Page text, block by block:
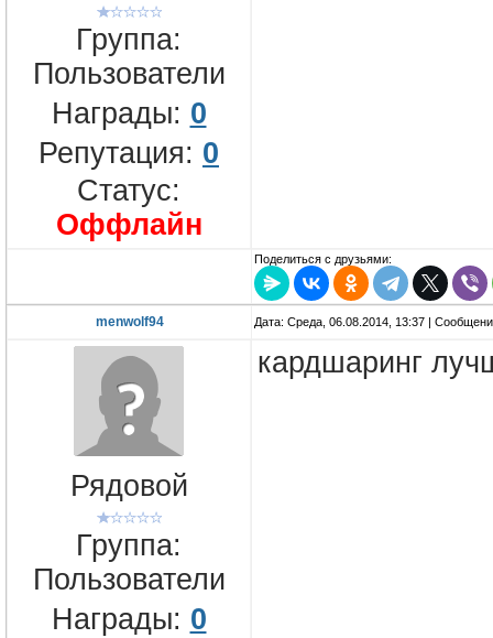
Группа:
Пользователи
Награды: 0
Репутация: 0
Статус:
Оффлайн
Поделиться с друзьями:
menwolf94 Дата: Среда, 06.08.2014, 13:37 |
Рядовой
Группа:
Пользователи
Награды: 0
кардшаринг